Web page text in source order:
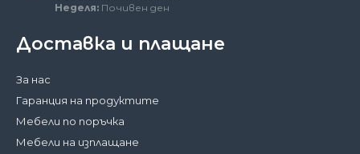
Неделя: Почивен ден
Доставка и плащане
За нас
Гаранция на продуктите
Мебели по поръчка
Мебели на изплащане